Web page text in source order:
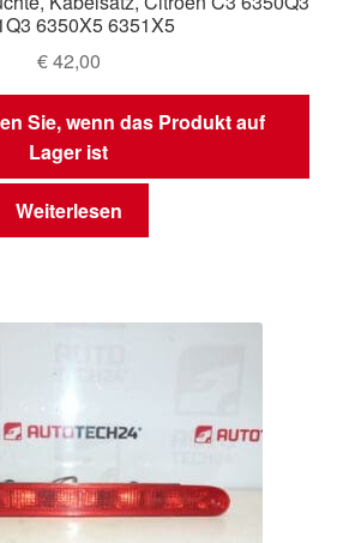
6350X5 6351X5
€42,00
Sie, wenn das Produkt auf
Lager ist
Weiterlesen